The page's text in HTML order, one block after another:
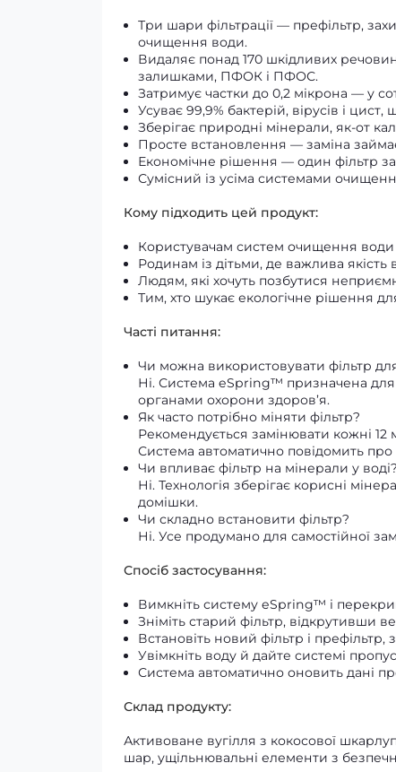
Три шари фільтрації — префільтр,
очищення води.
Видаляє понад 170 шкідливих
залишками, ПФОК і ПФОС.
Затримує частки до 0,2 мікрона — у
Усуває 99,9% бактерій, вірусів і
Зберігає природні мінерали, як-от
Просте встановлення — заміна
Економічне рішення — один фільтр
Сумісний із усіма системами
Кому підходить цей продукт:
Користувачам систем очищення води
Родинам із дітьми, де важлива якість
Людям, які хочуть позбутися
Тим, хто шукає екологічне рішення
Часті питання:
Чи можна використовувати фільтр
Ні. Система eSpring™ призначена
органами охорони здоров’я.
Як часто потрібно міняти фільтр?
Рекомендується замінювати кожні
Система автоматично повідомить про
Чи впливає фільтр на мінерали у воді?
Ні. Технологія зберігає корисні
домішки.
Чи складно встановити фільтр?
Ні. Усе продумано для самостійної
Спосіб застосування:
Вимкніть систему eSpring™ і
Зніміть старий фільтр, відкрутивши
Встановіть новий фільтр і префільтр,
Увімкніть воду й дайте системі
Система автоматично оновить дані
Склад продукту:
Активоване вугілля з кокосової
шар, ущільнювальні елементи з